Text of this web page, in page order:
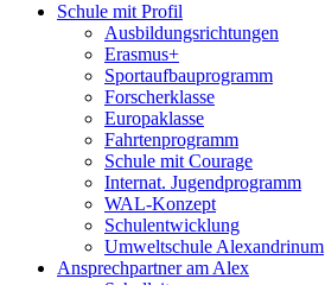
Schule mit Profil
Ausbildungsrichtungen
Erasmus+
Sportaufbauprogramm
Forscherklasse
Europaklasse
Fahrtenprogramm
Schule mit Courage
Internat. Jugendprogramm
WAL-Konzept
Schulentwicklung
Umweltschule Alexandrinum
Ansprechpartner am Alex